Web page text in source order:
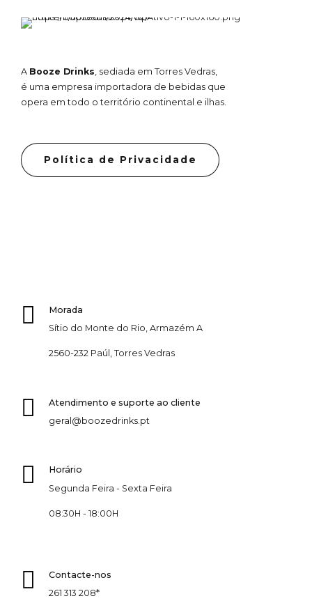
A Booze Drinks , sediada em Torres Vedras,
é uma empresa importadora de bebidas que
opera em todo o território continental e ilhas.
Política de Privacidade
Morada
Sítio do Monte do Rio, Armazém A
2560-232 Paúl, Torres Vedras
Atendimento e suporte ao cliente
geral@boozedrinks.pt
Horário
Segunda Feira - Sexta Feira
08:30H - 18:00H
Contacte-nos
261 313 208*